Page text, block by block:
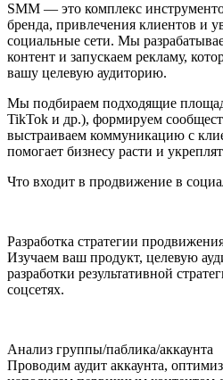
SMM — это комплекс
бренда, привлечения клиентов и
социальные сети. Мы
контент и запускаем рекламу,
вашу целевую аудиторию.
Мы подбираем подходящие
TikTok и др.), формируем
выстраиваем коммуникацию с
помогает бизнесу расти и
Что входит в продвижение в
Разработка стратегии
Изучаем ваш продукт, целевую
разработки результативной
соцсетях.
Анализ группы/паблика/аккаунта
Проводим аудит аккаунта,